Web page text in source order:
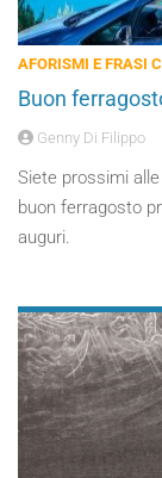
AFORISMI E FRASI
Buon
Genny Di Filippo
Siete prossimi
buon ferragosto
auguri.